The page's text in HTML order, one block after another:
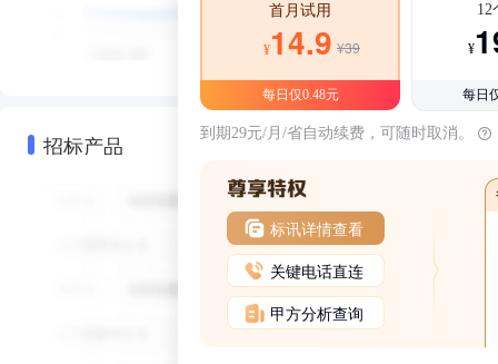
招标产品
首月试用
¥14.9 ¥39
每日仅0.48元
12
¥
每日
到期29元/月/省自动续费，可随时取消。
标讯详情查看
关键电话直连
甲方分析查询